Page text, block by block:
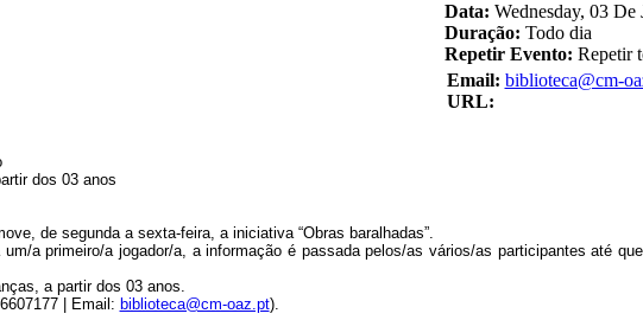
Data: Wednesday, 03 De
Duração: Todo dia
Repetir Evento: Repetir
Email: biblioteca@cm-
URL:
dos 03 anos
de segunda a sexta-feira, a iniciativa “Obras baralhadas”.
a primeiro/a jogador/a, a informação é passada pelos/as vários/as participantes até
a partir dos 03 anos.
| Email: biblioteca@cm-oaz.pt).